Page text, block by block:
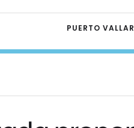
PUERTO